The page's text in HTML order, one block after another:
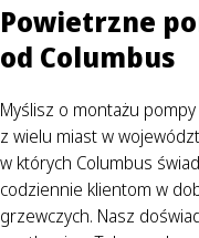
Powietrzne
od Columbus
Myślisz o montażu
z wielu miast w
w których Columbus
codziennie klientom w
grzewczych. Nasz